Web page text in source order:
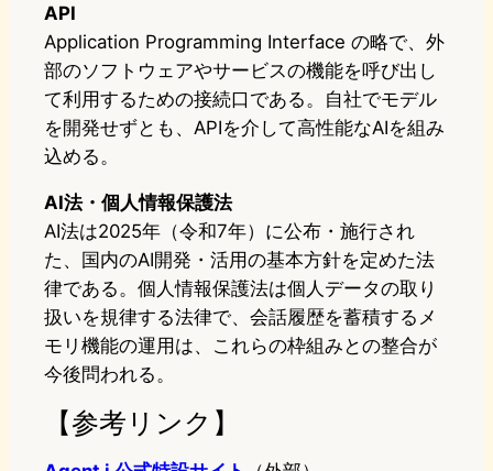
API
Application Programming Interface の略で、外
部のソフトウェアやサービスの機能を呼び出し
て利用するための接続口である。自社でモデル
を開発せずとも、APIを介して高性能なAIを組み
込める。
AI法・個人情報保護法
AI法は2025年（令和7年）に公布・施行され
た、国内のAI開発・活用の基本方針を定めた法
律である。個人情報保護法は個人データの取り
扱いを規律する法律で、会話履歴を蓄積するメ
モリ機能の運用は、これらの枠組みとの整合が
今後問われる。
【参考リンク】